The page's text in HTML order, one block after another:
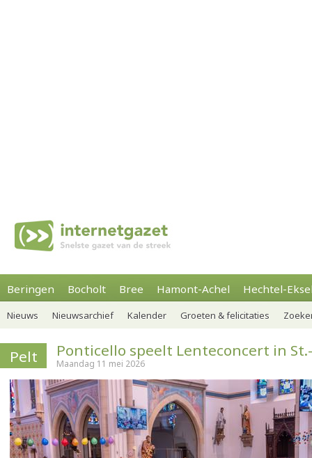
Beringen Bocholt Bree Hamont-Achel Hechtel-
Nieuws Nieuwsarchief Kalender Groeten & felicitaties
Pelt Ponticello speelt Lenteconcert in
Maandag 11 mei 2026